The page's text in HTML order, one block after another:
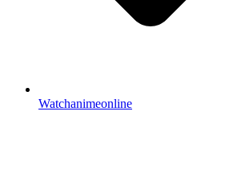
Watchanimeonline